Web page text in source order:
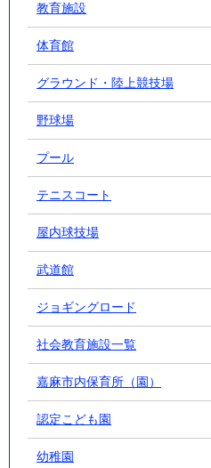
教育施設
体育館
グラウンド・陸上競技場
野球場
プール
テニスコート
屋内球技場
武道館
ジョギングロード
社会教育施設一覧
嘉麻市内保育所（園）
認定こども園
幼稚園